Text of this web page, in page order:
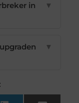
in
▼
▼